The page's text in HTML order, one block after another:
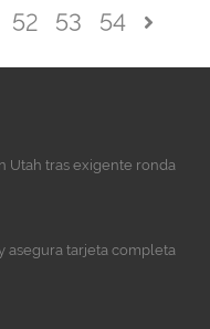
52 53 54
Utah tras exigente ronda
asegura tarjeta completa